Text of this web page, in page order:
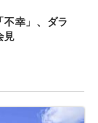
不幸」、ダラ
見